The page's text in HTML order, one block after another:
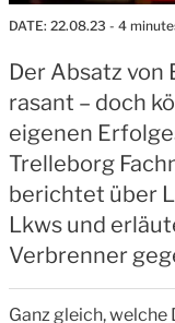
DATE: 22.08.23 - 4
Der Absatz
rasant – doch
eigenen
Trelleborg
berichtet über
Lkws und
Verbrenner
Ganz gleich,